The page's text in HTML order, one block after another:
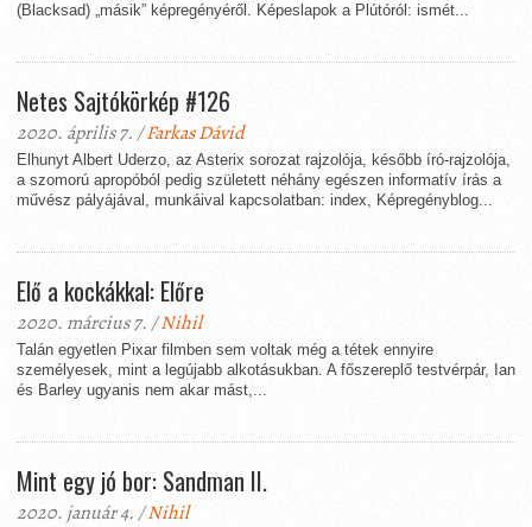
(Blacksad) „másik” képregényéről. Képeslapok a Plútóról: ismét...
Netes Sajtókörkép #126
2020. április 7. /Farkas Dávid
Elhunyt Albert Uderzo, az Asterix sorozat rajzolója, később író-rajzolója,
a szomorú apropóból pedig született néhány egészen informatív írás a
művész pályájával, munkáival kapcsolatban: index, Képregényblog...
Elő a kockákkal: Előre
2020. március 7. /Nihil
Talán egyetlen Pixar filmben sem voltak még a tétek ennyire
személyesek, mint a legújabb alkotásukban. A főszereplő testvérpár, Ian
és Barley ugyanis nem akar mást,...
Mint egy jó bor: Sandman II.
2020. január 4. /Nihil